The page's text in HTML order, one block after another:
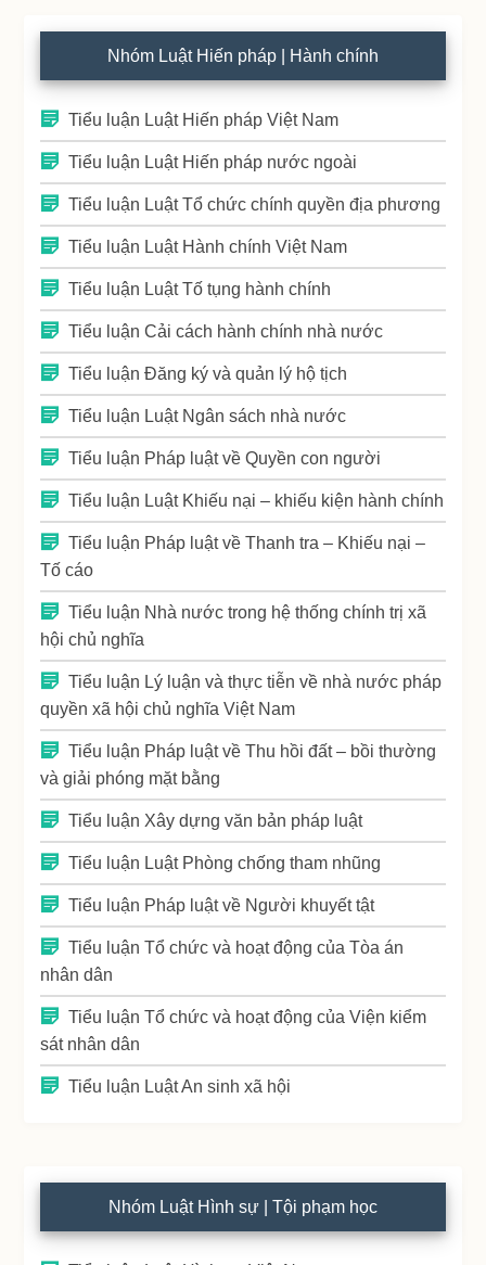
Nhóm Luật Hiến pháp | Hành chính
Tiểu luận Luật Hiến pháp Việt Nam
Tiểu luận Luật Hiến pháp nước ngoài
Tiểu luận Luật Tổ chức chính quyền địa phương
Tiểu luận Luật Hành chính Việt Nam
Tiểu luận Luật Tố tụng hành chính
Tiểu luận Cải cách hành chính nhà nước
Tiểu luận Đăng ký và quản lý hộ tịch
Tiểu luận Luật Ngân sách nhà nước
Tiểu luận Pháp luật về Quyền con người
Tiểu luận Luật Khiếu nại – khiếu kiện hành chính
Tiểu luận Pháp luật về Thanh tra – Khiếu nại –
Tố cáo
Tiểu luận Nhà nước trong hệ thống chính trị xã
hội chủ nghĩa
Tiểu luận Lý luận và thực tiễn về nhà nước pháp
quyền xã hội chủ nghĩa Việt Nam
Tiểu luận Pháp luật về Thu hồi đất – bồi thường
và giải phóng mặt bằng
Tiểu luận Xây dựng văn bản pháp luật
Tiểu luận Luật Phòng chống tham nhũng
Tiểu luận Pháp luật về Người khuyết tật
Tiểu luận Tổ chức và hoạt động của Tòa án
nhân dân
Tiểu luận Tổ chức và hoạt động của Viện kiểm
sát nhân dân
Tiểu luận Luật An sinh xã hội
Nhóm Luật Hình sự | Tội phạm học